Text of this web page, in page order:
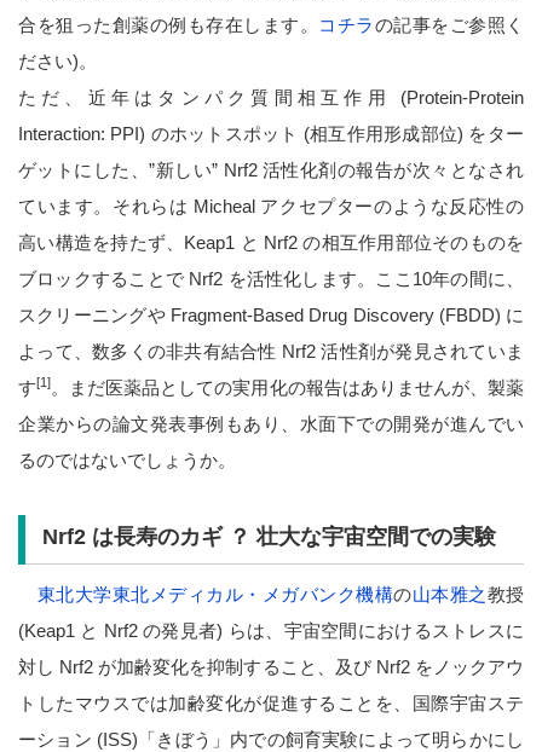
合を狙った創薬の例も存在します。
コチラの記事をご参照く
ださい)。
ただ、近年はタンパク質間相互作用 (Protein-Protein
Interaction: PPI) のホットスポット (相互作用形成部位) をター
ゲットにした、”新しい” Nrf2 活性化剤の報告が次々となされ
ています。それらは Micheal アクセプターのような反応性の
高い構造を持たず、Keap1 と Nrf2 の相互作用部位そのものを
ブロックすることで Nrf2 を活性化します。ここ10年の間に、
スクリーニングや Fragment-Based Drug Discovery (FBDD) に
よって、数多くの非共有結合性 Nrf2 活性剤が発見されていま
す[1]。まだ医薬品としての実用化の報告はありませんが、製薬
企業からの論文発表事例もあり、水面下での開発が進んでい
るのではないでしょうか。
Nrf2 は長寿のカギ ？ 壮大な宇宙空間での実験
東北大学東北メディカル・メガバンク機構の山本雅之教授
(Keap1 と Nrf2 の発見者) らは、宇宙空間におけるストレスに
対し Nrf2 が加齢変化を抑制すること、及び Nrf2 をノックアウ
トしたマウスでは加齢変化が促進することを、国際宇宙ステ
ーション (ISS)「きぼう」内での飼育実験によって明らかにし